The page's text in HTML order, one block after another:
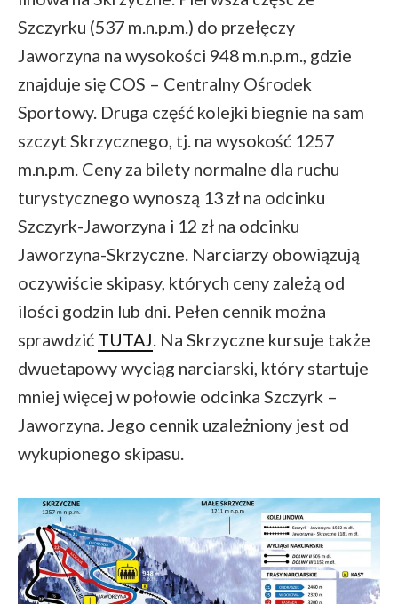
Szczyrku (537 m.n.p.m.) do przełęczy
Jaworzyna na wysokości 948 m.n.p.m., gdzie
znajduje się COS – Centralny Ośrodek
Sportowy. Druga część kolejki biegnie na sam
szczyt Skrzycznego, tj. na wysokość 1257
m.n.p.m. Ceny za bilety normalne dla ruchu
turystycznego wynoszą 13 zł na odcinku
Szczyrk-Jaworzyna i 12 zł na odcinku
Jaworzyna-Skrzyczne. Narciarzy obowiązują
oczywiście skipasy, których ceny zależą od
ilości godzin lub dni. Pełen cennik można
sprawdzić TUTAJ. Na Skrzyczne kursuje także
dwuetapowy wyciąg narciarski, który startuje
mniej więcej w połowie odcinka Szczyrk –
Jaworzyna. Jego cennik uzależniony jest od
wykupionego skipasu.